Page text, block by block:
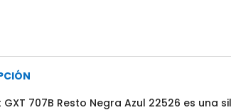
GXT 707B Resto Negra Azul 22526 es